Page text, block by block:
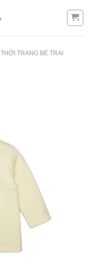
THỜI TRANG BÉ TRAI